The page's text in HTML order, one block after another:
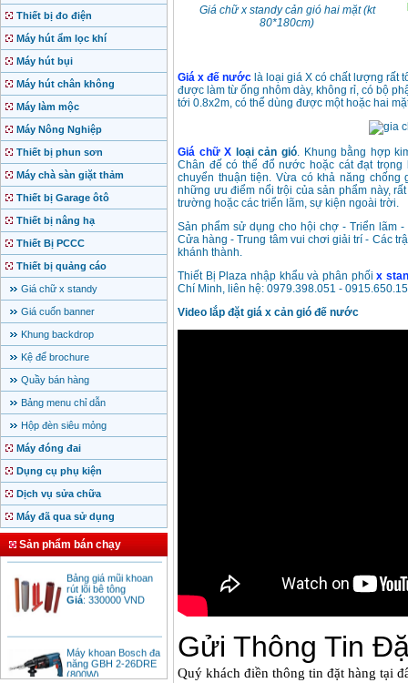
Thiết bị đo điện
Máy hút ẩm lọc khí
Máy hút bụi
Máy hút chân không
Máy làm mộc
Máy Nông Nghiệp
Thiết bị phun sơn
Máy chà sàn giặt thảm
Thiết bị Garage ôtô
Thiết bị nâng hạ
Thiết Bị PCCC
Thiết bị quảng cáo
Giá chữ x standy
Giá cuốn banner
Khung backdrop
Kệ để brochure
Quầy bán hàng
Bảng menu chỉ dẫn
Hộp đèn siêu mỏng
Máy đóng đai
Dụng cụ phụ kiện
Dịch vụ sửa chữa
Máy đã qua sử dụng
Sản phẩm bán chạy
Motor Hồng ký động
cơ Hồng ký
Giá:2280000
Bảng giá động cơ
Giá: 6500000
rút lõi bê tông
Giá:330000VND
năng GBH 2-26DRE
(800W)
Giá:3980000
Giá chữ x standy cản gió hai mặt (kt
80*180cm)
Giá x đế nước là loại giá X có chất lượng rất
được làm từ ống nhôm dày, không rỉ, có bộ
tới 0.8x2m, có thể dùng được một hoặc hai
Giá chữ X loại cản gió. Khung bằng hợp
Chân đế có thể đổ nước hoặc cát đạt
chuyển thuận tiện. Vừa có khả năng
những ưu điểm nổi trội của sản phẩm này,
trường hoặc các triển lãm, sự kiện ngoài trời.
Sản phẩm sử dụng cho hội chợ - Triển lãm
Cửa hàng - Trung tâm vui chơi giải trí - Các
khánh thành.
Thiết Bị Plaza nhập khẩu và phân phốix
Chí Minh, liên hệ: 0979.398.051 -
Video lắp đặt giá x cản gió đế nước